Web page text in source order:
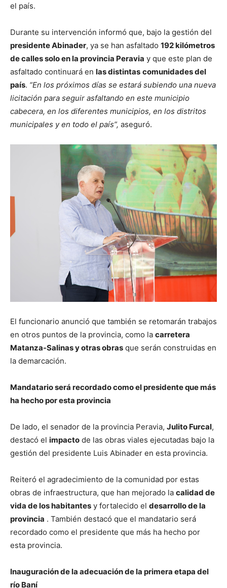
el país.
Durante su intervención informó que, bajo la gestión del
presidente Abinader, ya se han asfaltado 192 kilómetros
de calles solo en la provincia Peravia y que este plan de
asfaltado continuará en las distintas comunidades del
país. “En los próximos días se estará subiendo una nueva
licitación para seguir asfaltando en este municipio
cabecera, en los diferentes municipios, en los distritos
municipales y en todo el país”, aseguró.
El funcionario anunció que también se retomarán trabajos
en otros puntos de la provincia, como la carretera
Matanza-Salinas y otras obras que serán construidas en
la demarcación.
Mandatario será recordado como el presidente que más
ha hecho por esta provincia
De lado, el senador de la provincia Peravia, Julito Furcal,
destacó el impacto de las obras viales ejecutadas bajo la
gestión del presidente Luis Abinader en esta provincia.
Reiteró el agradecimiento de la comunidad por estas
obras de infraestructura, que han mejorado la calidad de
vida de los habitantes y fortalecido el desarrollo de la
provincia . También destacó que el mandatario será
recordado como el presidente que más ha hecho por
esta provincia.
Inauguración de la adecuación de la primera etapa del
río Baní